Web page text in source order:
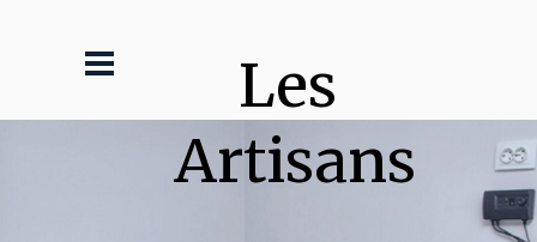
Les
Artisans